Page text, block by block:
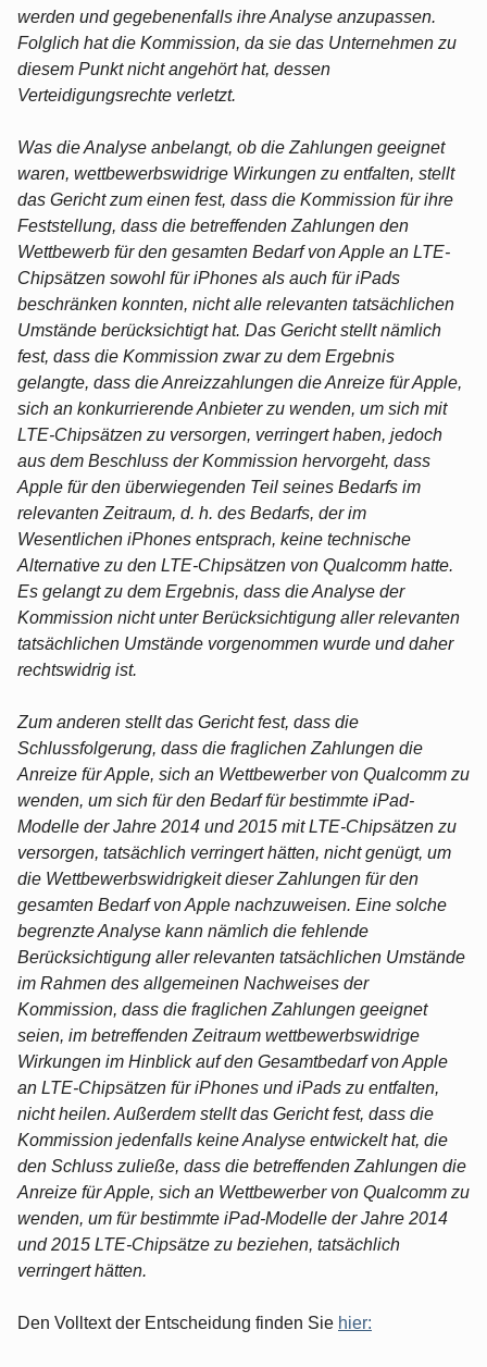
werden und gegebenenfalls ihre Analyse anzupassen.
Folglich hat die Kommission, da sie das Unternehmen zu
diesem Punkt nicht angehört hat, dessen
Verteidigungsrechte verletzt.
Was die Analyse anbelangt, ob die Zahlungen geeignet
waren, wettbewerbswidrige Wirkungen zu entfalten, stellt
das Gericht zum einen fest, dass die Kommission für ihre
Feststellung, dass die betreffenden Zahlungen den
Wettbewerb für den gesamten Bedarf von Apple an LTE-
Chipsätzen sowohl für iPhones als auch für iPads
beschränken konnten, nicht alle relevanten tatsächlichen
Umstände berücksichtigt hat. Das Gericht stellt nämlich
fest, dass die Kommission zwar zu dem Ergebnis
gelangte, dass die Anreizzahlungen die Anreize für Apple,
sich an konkurrierende Anbieter zu wenden, um sich mit
LTE-Chipsätzen zu versorgen, verringert haben, jedoch
aus dem Beschluss der Kommission hervorgeht, dass
Apple für den überwiegenden Teil seines Bedarfs im
relevanten Zeitraum, d. h. des Bedarfs, der im
Wesentlichen iPhones entsprach, keine technische
Alternative zu den LTE-Chipsätzen von Qualcomm hatte.
Es gelangt zu dem Ergebnis, dass die Analyse der
Kommission nicht unter Berücksichtigung aller relevanten
tatsächlichen Umstände vorgenommen wurde und daher
rechtswidrig ist.
Zum anderen stellt das Gericht fest, dass die
Schlussfolgerung, dass die fraglichen Zahlungen die
Anreize für Apple, sich an Wettbewerber von Qualcomm zu
wenden, um sich für den Bedarf für bestimmte iPad-
Modelle der Jahre 2014 und 2015 mit LTE-Chipsätzen zu
versorgen, tatsächlich verringert hätten, nicht genügt, um
die Wettbewerbswidrigkeit dieser Zahlungen für den
gesamten Bedarf von Apple nachzuweisen. Eine solche
begrenzte Analyse kann nämlich die fehlende
Berücksichtigung aller relevanten tatsächlichen Umstände
im Rahmen des allgemeinen Nachweises der
Kommission, dass die fraglichen Zahlungen geeignet
seien, im betreffenden Zeitraum wettbewerbswidrige
Wirkungen im Hinblick auf den Gesamtbedarf von Apple
an LTE-Chipsätzen für iPhones und iPads zu entfalten,
nicht heilen. Außerdem stellt das Gericht fest, dass die
Kommission jedenfalls keine Analyse entwickelt hat, die
den Schluss zuließe, dass die betreffenden Zahlungen die
Anreize für Apple, sich an Wettbewerber von Qualcomm zu
wenden, um für bestimmte iPad-Modelle der Jahre 2014
und 2015 LTE-Chipsätze zu beziehen, tatsächlich
verringert hätten.
Den Volltext der Entscheidung finden Sie hier: